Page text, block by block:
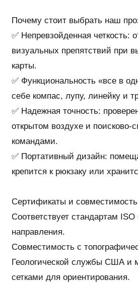
Почему стоит выбрать наш
✅ Непревзойденная четкость:
визуальных препятствий при
карты.
✅ Функциональность «все в
себе компас, лупу, линейку и
✅ Надежная точность:
открытом воздухе и поисково-
командами.
✅ Портативный дизайн:
крепится к рюкзаку или
Сертификаты и совместимость
Соответствует стандартам ISO
направления.
Совместимость с
Геологической службы США и
сетками для ориентирования.